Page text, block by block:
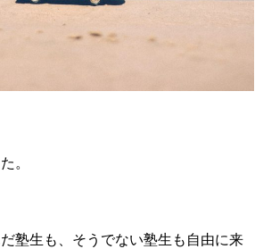
。
塾生も、そうでない塾生も自由に来